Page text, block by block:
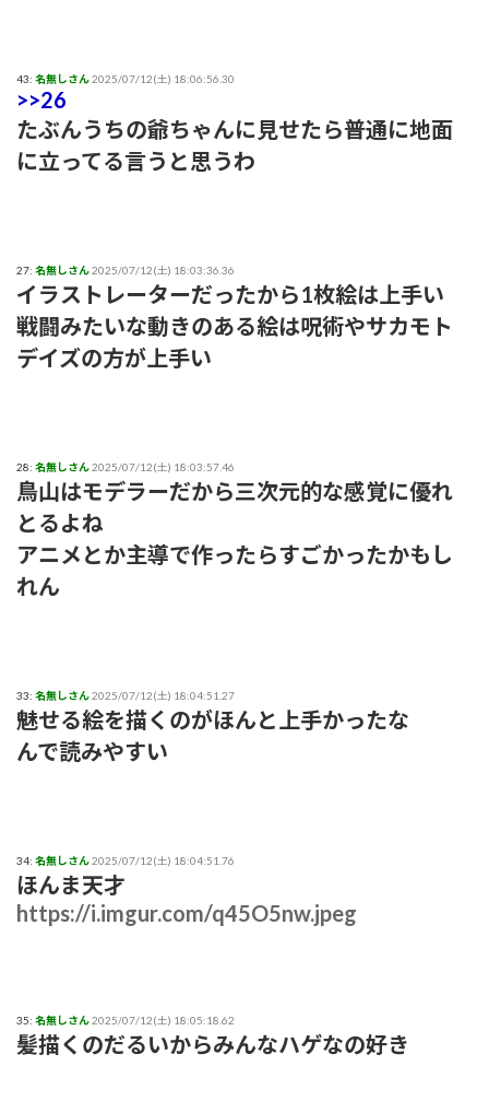
43: 名無しさん2025/07/12(土) 18:06:56.30
>>26
たぶんうちの爺ちゃんに見せたら普通に地面
に立ってる言うと思うわ
27: 名無しさん2025/07/12(土) 18:03:36.36
イラストレーターだったから1枚絵は上手い
戦闘みたいな動きのある絵は呪術やサカモト
デイズの方が上手い
28: 名無しさん2025/07/12(土) 18:03:57.46
鳥山はモデラーだから三次元的な感覚に優れ
とるよね
アニメとか主導で作ったらすごかったかもし
れん
33: 名無しさん2025/07/12(土) 18:04:51.27
魅せる絵を描くのがほんと上手かったな
んで読みやすい
34: 名無しさん2025/07/12(土) 18:04:51.76
ほんま天才
https://i.imgur.com/q45O5nw.jpeg
35: 名無しさん2025/07/12(土) 18:05:18.62
髪描くのだるいからみんなハゲなの好き